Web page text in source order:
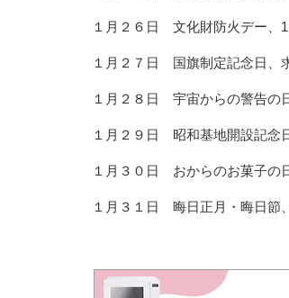
１月２６日 文化財防火デー、
１月２７日 国旗制定記念日、
１月２８日 宇宙からの警告の
１月２９日 昭和基地開設記念
１月３０日 おからのお菓子の
１月３１日 晦日正月・晦日節